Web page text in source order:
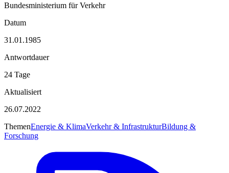
Bundesministerium für Verkehr
Datum
31.01.1985
Antwortdauer
24 Tage
Aktualisiert
26.07.2022
ThemenEnergie & KlimaVerkehr & InfrastrukturBildung &
Forschung